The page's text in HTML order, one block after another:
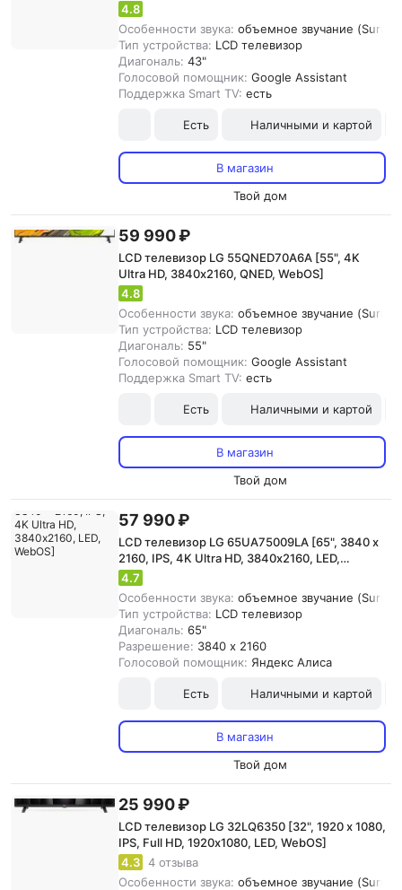
4.8
Особенности звука: объемное звучание
Тип устройства: LCD телевизор
Диагональ: 43"
Голосовой помощник: Google Assistant
Поддержка Smart TV: есть
Есть Наличными и картой
В магазин
Твой дом
59 990 ₽
LCD телевизор LG 55QNED70A6A [55", 4K
Ultra HD, 3840х2160, QNED, WebOS]
4.8
Особенности звука: объемное звучание
Тип устройства: LCD телевизор
Диагональ: 55"
Голосовой помощник: Google Assistant
Поддержка Smart TV: есть
Есть Наличными и картой
В магазин
Твой дом
57 990 ₽
LCD телевизор LG 65UA75009LA [65", 3840 x
2160, IPS, 4K Ultra HD, 3840х2160, LED,
WebOS]
4.7
Особенности звука: объемное звучание
Тип устройства: LCD телевизор
Диагональ: 65"
Разрешение: 3840 x 2160
Голосовой помощник: Яндекс Алиса
Есть Наличными и картой
В магазин
Твой дом
25 990 ₽
LCD телевизор LG 32LQ6350 [32", 1920 x 1080,
IPS, Full HD, 1920х1080, LED, WebOS]
4.3 4 отзыва
Особенности звука: объемное звучание